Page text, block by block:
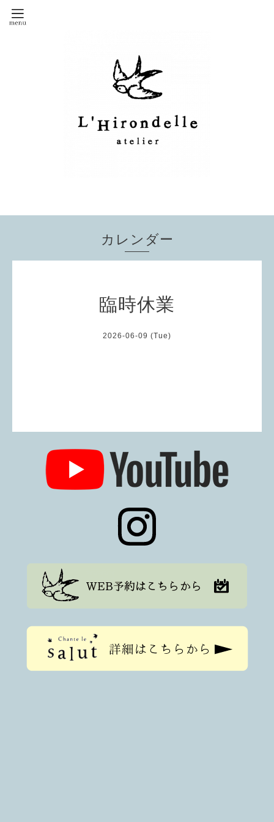
カレンダー
臨時休業
2026-06-09 (Tue)